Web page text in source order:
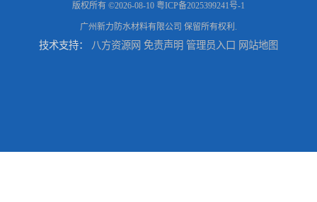
版权所有 ©2026-08-10 粤ICP备2025399241号-1
广州新力防水材料有限公司 保留所有权利.
技术支持： 八方资源网 免责声明 管理员入口 网站地图